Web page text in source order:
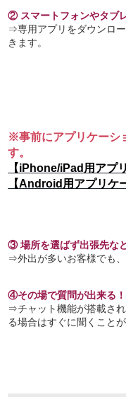
② スマートフォンやタブ
⇒専用アプリをダウンロ
きます。
※事前にアプリケーシ
す。
【iPhone/iPad用アプ
【Android用アプリケ
③ 場所を選ばず出張先な
⇒外出が多いお客様でも
④その場で質問が出来る！
⇒チャット機能が搭載さ
る場合はすぐに聞くことが